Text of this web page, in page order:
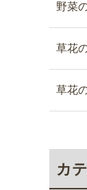
野菜
草花
草花
カ